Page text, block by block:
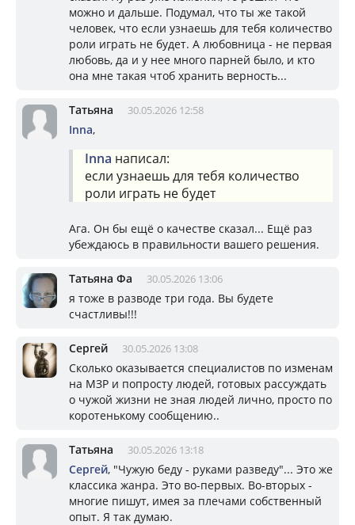
можно и дальше. Подумал, что ты же такой
человек, что если узнаешь для тебя количество
роли играть не будет. А любовница - не первая
любовь, да и у нее много парней было, и кто
она мне такая чтоб хранить верность...
Татьяна 30.05.2026 12:58
Inna,
Inna написал:
если узнаешь для тебя количество
роли играть не будет
Ага. Он бы ещё о качестве сказал... Ещё раз
убеждаюсь в правильности вашего решения.
Татьяна Фа 30.05.2026 13:06
я тоже в разводе три года. Вы будете
счастливы!!!
Сергей 30.05.2026 13:08
Сколько оказывается специалистов по изменам
на МЗР и попросту людей, готовых рассуждать
о чужой жизни не зная людей лично, просто по
коротенькому сообщению..
Татьяна 30.05.2026 13:18
Сергей, "Чужую беду - руками разведу"... Это же
классика жанра. Это во-первых. Во-вторых -
многие пишут, имея за плечами собственный
опыт. Я так думаю.